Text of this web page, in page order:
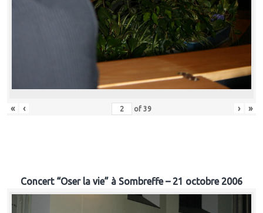
« ‹ of 39 › »
Concert “Oser la vie” à Sombreffe – 21 octobre 2006